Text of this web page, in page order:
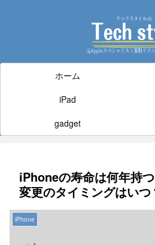
ホーム
iPad
gadget
iPhoneの寿命は何年持
変更のタイミングはいつ
iPhone